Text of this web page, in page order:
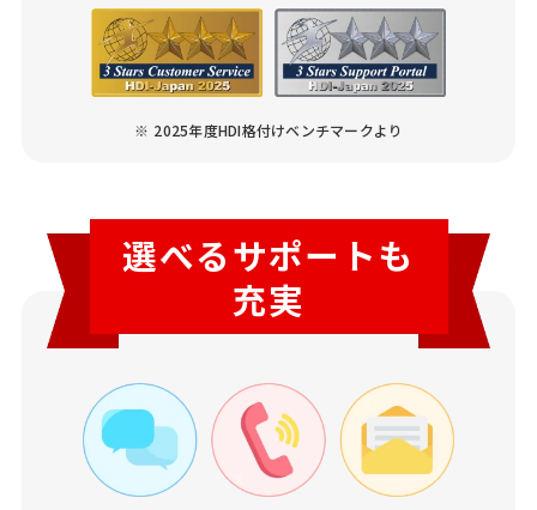
2025年度HDI格付けベンチマークより
選べるサポートも
充実